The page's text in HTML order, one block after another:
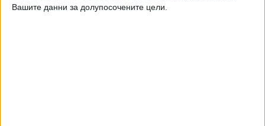
Вашите данни за долупосочените цели.